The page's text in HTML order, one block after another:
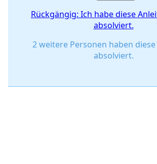
Rückgängig: Ich habe diese
absolviert.
2 weitere Personen haben
absolviert.